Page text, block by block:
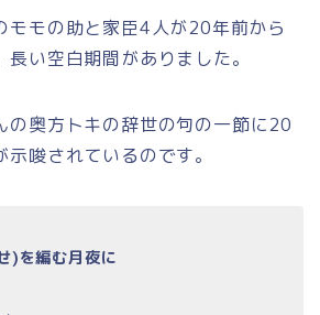
モモの助と家臣4人が20年前から
い空白期間がありました。
の奥方トキの辞世の句の一節に20
唆されているのです。
)を編む月夜に